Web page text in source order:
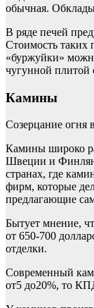
обычная.
В ряде печей
Стоимость таких
«буржуйки»
чугунной плитой
Камины
Созерцание огня
Камины широко
Швеции и
странах, где
фирм, которые
предлагающие
Бытует мнение,
от 650-700
отделки.
Современный
от5 до20%, то